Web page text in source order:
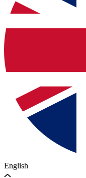
English